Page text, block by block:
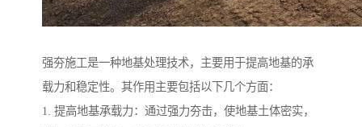
强夯施工是一种地基处理技术，主要用于提高地基的承
载力和稳定性。其作用主要包括以下几个方面：
1. 提高地基承载力：通过强力夯击，使地基土体密实，